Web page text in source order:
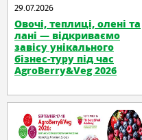
29.07.2026
Овочі, теплиці, олені та
лані — відкриваємо
завісу унікального
бізнес-туру під час
AgroBerry&Veg 2026